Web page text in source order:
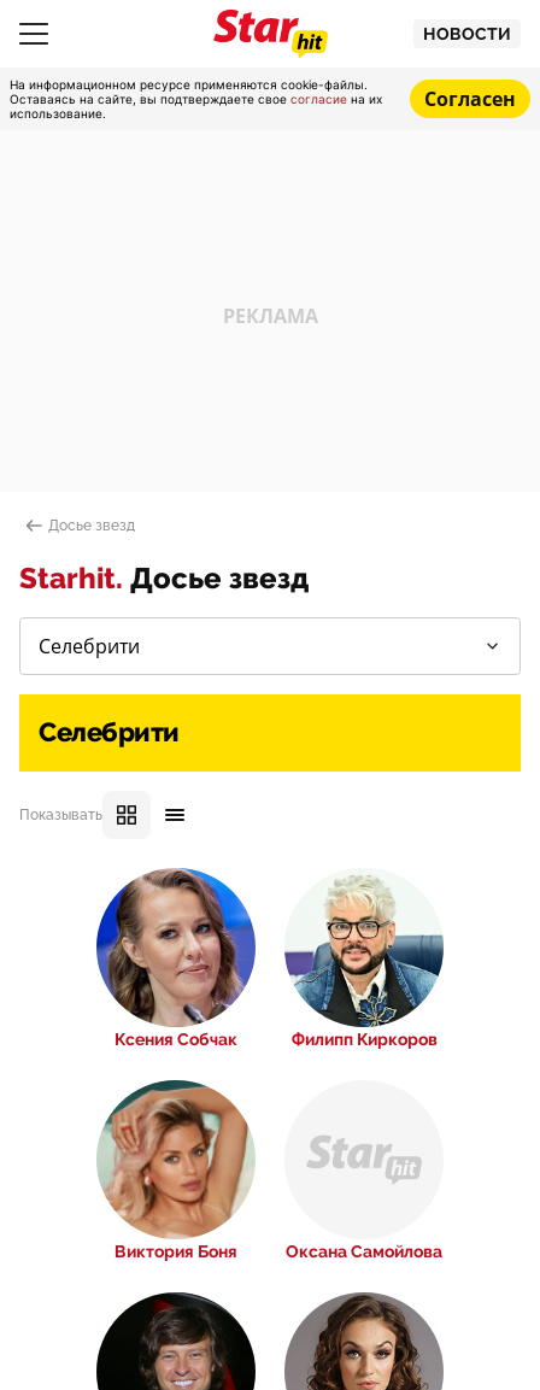
НОВОСТИ
На информационном ресурсе применяются cookie-файлы.
Оставаясь на сайте, вы подтверждаете свое согласие на их
использование.
Согласен
Досье звезд
Starhit. Досье звезд
Селебрити
Показывать
Ксения Собчак Филипп Киркоров
Виктория Боня Оксана Самойлова